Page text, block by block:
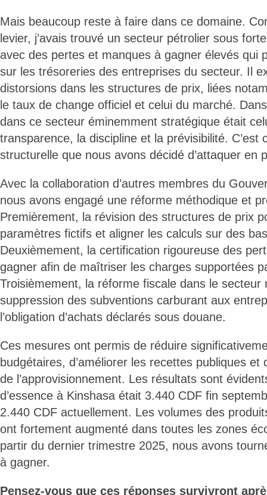
Mais beaucoup reste à faire dans ce domaine.
levier, j’avais trouvé un secteur pétrolier sous
avec des pertes et manques à gagner élevés qui
sur les trésoreries des entreprises du secteur. Il
distorsions dans les structures de prix, liées
le taux de change officiel et celui du marché.
dans ce secteur éminemment stratégique était
transparence, la discipline et la prévisibilité. C’est
structurelle que nous avons décidé d’attaquer en
Avec la collaboration d’autres membres du
nous avons engagé une réforme méthodique et
Premièrement, la révision des structures de prix
paramètres fictifs et aligner les calculs sur des
Deuxièmement, la certification rigoureuse des
gagner afin de maîtriser les charges supportées
Troisièmement, la réforme fiscale dans le secteur
suppression des subventions carburant aux
l’obligation d’achats déclarés sous douane.
Ces mesures ont permis de réduire
budgétaires, d’améliorer les recettes publiques
de l’approvisionnement. Les résultats sont
d’essence à Kinshasa était 3.440 CDF fin
2.440 CDF actuellement. Les volumes des
ont fortement augmenté dans toutes les zones
partir du dernier trimestre 2025, nous avons
à gagner.
Pensez-vous que ces réponses survivront